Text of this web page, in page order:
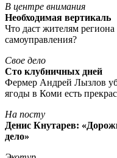
В центре внимания
Необходимая вертикаль
Что даст жителям
самоуправления?
Свое дело
Сто клубничных дней
Фермер Андрей Лызлов
ягоды в Коми есть
На посту
Денис Кнутарев:
дело»